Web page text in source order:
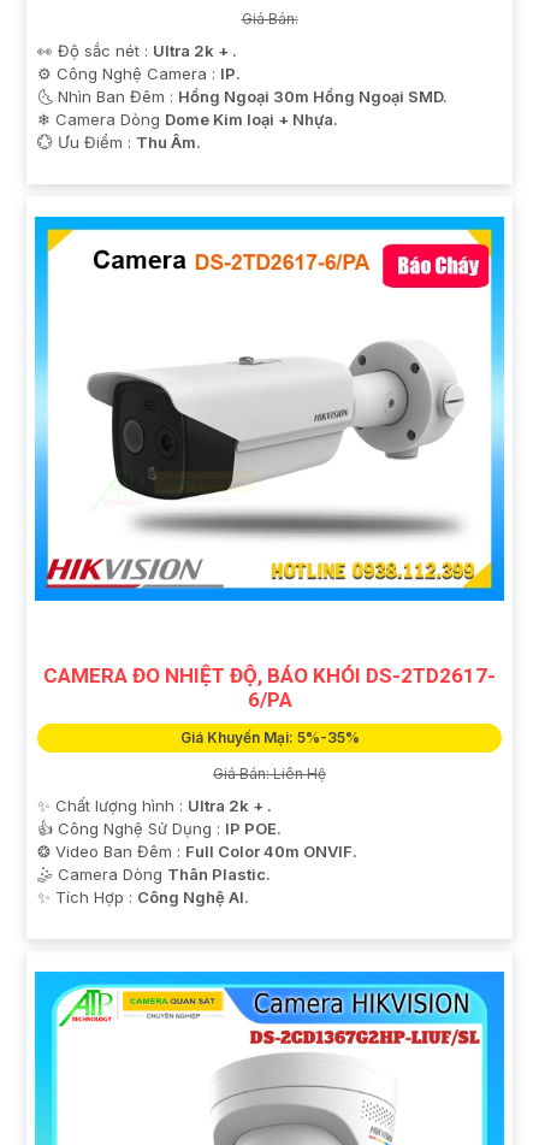
Giá Bán:
👀 Độ sắc nét : Ultra 2k + .
⚙ Công Nghệ Camera : IP.
🌜 Nhìn Ban Đêm : Hồng Ngoại 30m Hồng Ngoại SMD.
❄ Camera Dòng Dome Kim loại + Nhựa.
️💮 Ưu Điểm : Thu Âm.
CAMERA ĐO NHIỆT ĐỘ, BÁO KHÓI DS-2TD2617-
6/PA
Giá Khuyến Mại: 5%-35%
Giá Bán: Liên Hệ
✨ Chất lượng hình : Ultra 2k + .
👍 Công Nghệ Sử Dụng : IP POE.
❂ Video Ban Đêm : Full Color 40m ONVIF.
🤹 Camera Dòng Thân Plastic.
️✨ Tích Hợp : Công Nghệ AI.